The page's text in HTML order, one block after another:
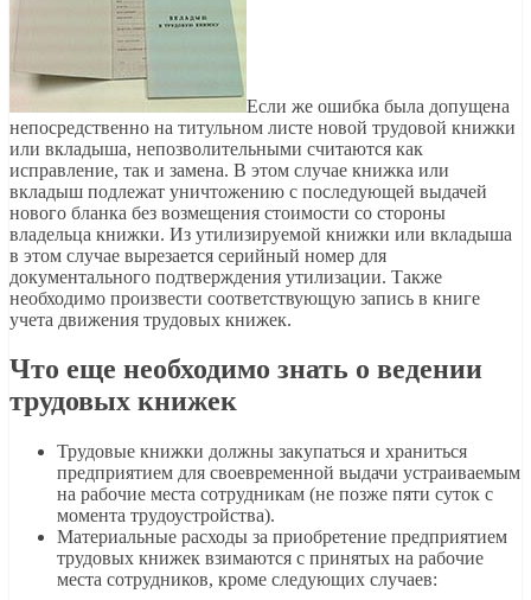
Если же ошибка была допущена
непосредственно на титульном листе новой трудовой книжки
или вкладыша, непозволительными считаются как
исправление, так и замена. В этом случае книжка или
вкладыш подлежат уничтожению с последующей выдачей
нового бланка без возмещения стоимости со стороны
владельца книжки. Из утилизируемой книжки или вкладыша
в этом случае вырезается серийный номер для
документального подтверждения утилизации. Также
необходимо произвести соответствующую запись в книге
учета движения трудовых книжек.
Что еще необходимо знать о ведении
трудовых книжек
Трудовые книжки должны закупаться и храниться
предприятием для своевременной выдачи устраиваемым
на рабочие места сотрудникам (не позже пяти суток с
момента трудоустройства).
Материальные расходы за приобретение предприятием
трудовых книжек взимаются с принятых на рабочие
места сотрудников, кроме следующих случаев: